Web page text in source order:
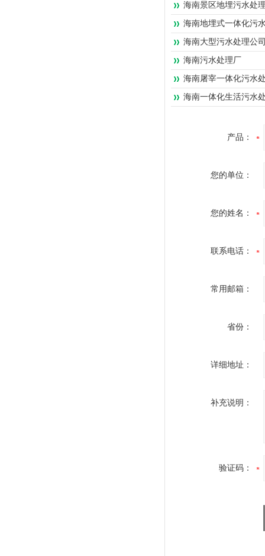
海南景区地埋污水处
海南地埋式一体化污
海南大型污水处理公
海南污水处理厂
海南屠宰一体化污水
海南一体化生活污水
产品：
您的单位：
您的姓名：
联系电话：
常用邮箱：
省份：
详细地址：
补充说明：
验证码：